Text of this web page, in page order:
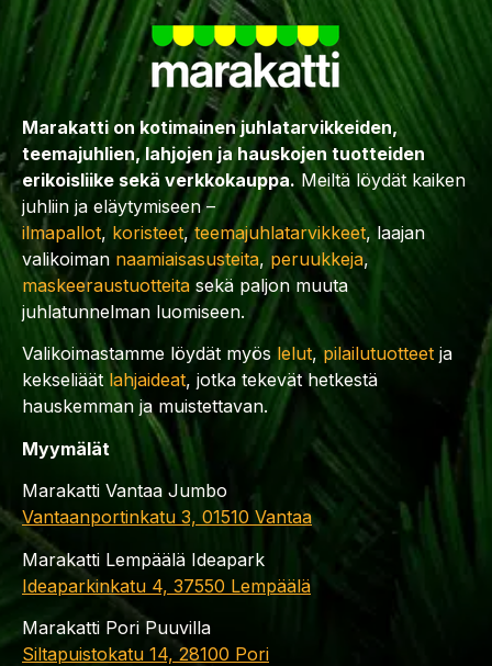
Marakatti on kotimainen juhlatarvikkeiden,
teemajuhlien, lahjojen ja hauskojen tuotteiden
erikoisliike sekä verkkokauppa. Meiltä löydät kaiken
juhliin ja eläytymiseen –
ilmapallot, koristeet,teemajuhlatarvikkeet, laajan
valikoiman naamiaisasusteita, peruukkeja,
maskeeraustuotteita sekä paljon muuta
juhlatunnelman luomiseen.
Valikoimastamme löydät myös lelut,pilailutuotteet ja
kekseliäät lahjaideat, jotka tekevät hetkestä
hauskemman ja muistettavan.
Myymälät
Marakatti Vantaa Jumbo
Vantaanportinkatu 3, 01510 Vantaa
Marakatti Lempäälä Ideapark
Ideaparkinkatu 4, 37550 Lempäälä
Marakatti Pori Puuvilla
Siltapuistokatu 14, 28100 Pori